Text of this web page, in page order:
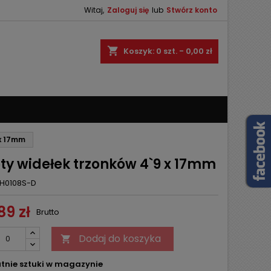
Witaj, Zaloguj się lub Stwórz konto
shopping_cart Koszyk: 0 szt. - 0,00 zł
17mm
widełek trzonków 4`9 x 17mm
D
zł Brutto
 Dodaj do koszyka
sztuki w magazynie